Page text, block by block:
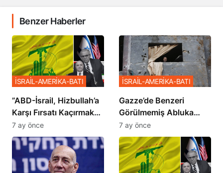
Benzer Haberler
​​​​​​​”ABD-İsrail, Hizbullah’a
Karşı Fırsatı Kaçırmak
İstemiyor”
İSRAİL-AMERİKA-BATI
7 ay önce
​​​​​​​Gazze’de Benzeri
Görülmemiş Abluka
Planı
İSRAİL-AMERİKA-BATI
7 ay önce